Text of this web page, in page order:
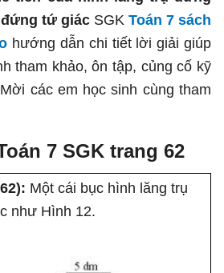
tứ giác SGK Toán 7 sách
hướng dẫn chi tiết lời giải giúp
tham khảo, ôn tập, củng cố kỹ
các em học sinh cùng tham
7 SGK trang 62
Một cái bục hình lăng trụ
như Hình 12.